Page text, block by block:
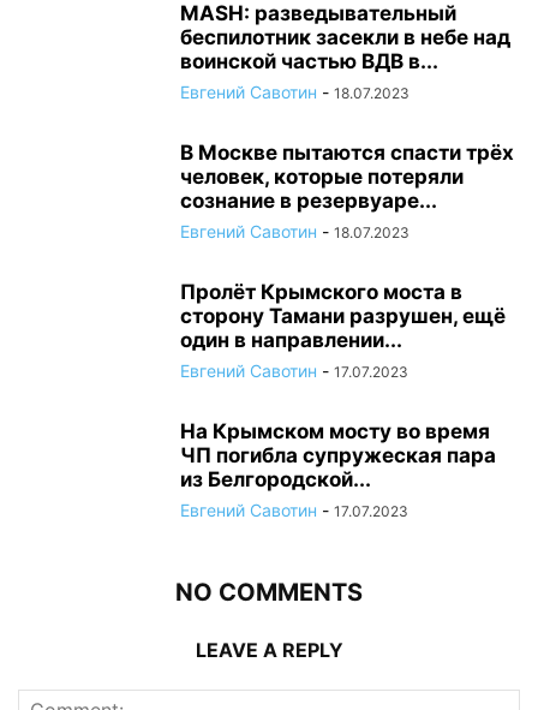
MASH: разведывательный
беспилотник засекли в небе над
воинской частью ВДВ в...
Евгений Савотин - 18.07.2023
В Москве пытаются спасти трёх
человек, которые потеряли
сознание в резервуаре...
Евгений Савотин - 18.07.2023
Пролёт Крымского моста в
сторону Тамани разрушен, ещё
один в направлении...
Евгений Савотин - 17.07.2023
На Крымском мосту во время
ЧП погибла супружеская пара
из Белгородской...
Евгений Савотин - 17.07.2023
NO COMMENTS
LEAVE A REPLY